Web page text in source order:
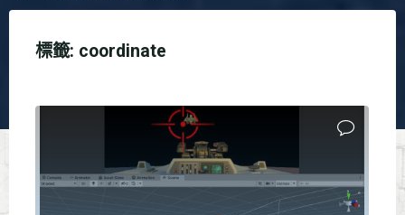
標籤: coordinate